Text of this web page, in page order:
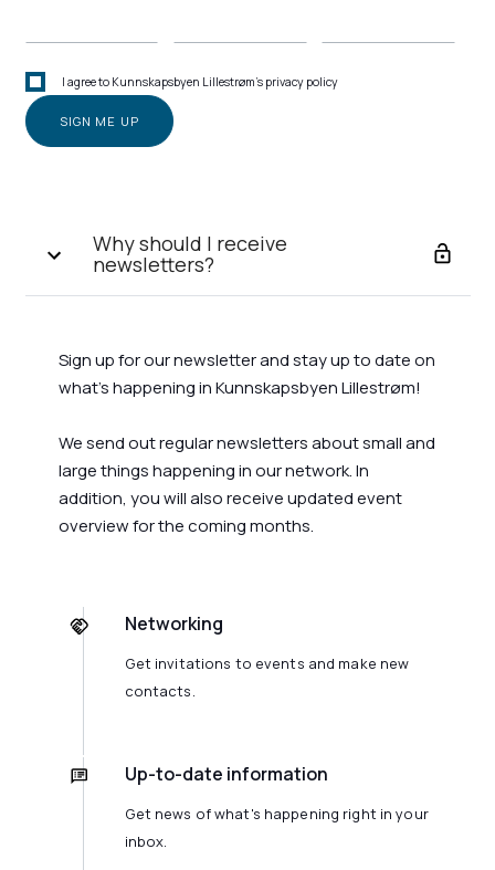
I agree to Kunnskapsbyen Lillestrøm's privacy policy
Why should I receive
newsletters?
Sign up for our newsletter and stay up to date on
what's happening in Kunnskapsbyen Lillestrøm!
We send out regular newsletters about small and
large things happening in our network. In
addition, you will also receive updated event
overview for the coming months.
Networking
Get invitations to events and make new
contacts.
Up-to-date information
Get news of what's happening right in your
inbox.